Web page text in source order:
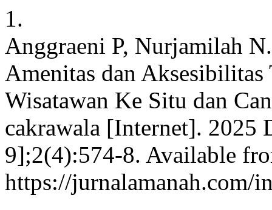
1.
Anggraeni P, Nurjamilah
Amenitas dan
Wisatawan Ke Situ dan
cakrawala [Internet]. 2025
9];2(4):574-8. Available
https://jurnalamanah.com/